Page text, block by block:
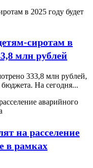
сиротам в
млн рублей
333,8 млн рублей,
На сегодня...
на расселение
в рамках